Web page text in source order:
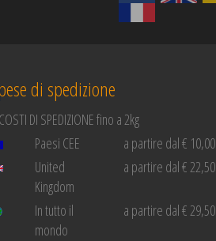
di spedizione
COSTI DI SPEDIZIONE fino a 2kg
Paesi CEE
a partire dal € 10,00
United
Kingdom
a partire dal € 22,50
In tutto il
mondo
a partire dal € 29,50